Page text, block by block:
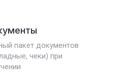
пакет документов
чеки) при